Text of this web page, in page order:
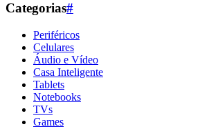
Categorias#
Periféricos
Celulares
Áudio e Vídeo
Casa Inteligente
Tablets
Notebooks
TVs
Games